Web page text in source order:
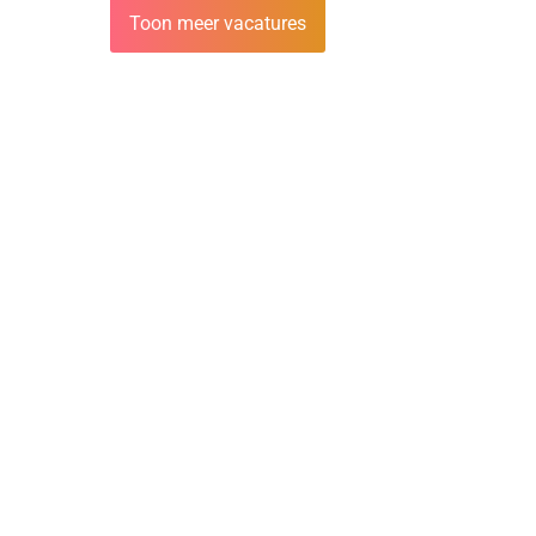
Toon meer vacatures